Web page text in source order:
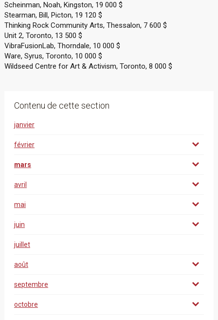
Scheinman, Noah, Kingston, 19 000 $
Stearman, Bill, Picton, 19 120 $
Thinking Rock Community Arts, Thessalon, 7 600 $
Unit 2, Toronto, 13 500 $
VibraFusionLab, Thorndale, 10 000 $
Ware, Syrus, Toronto, 10 000 $
Wildseed Centre for Art & Activism, Toronto, 8 000 $
Contenu de cette section
janvier
février
mars
avril
mai
juin
juillet
août
septembre
octobre